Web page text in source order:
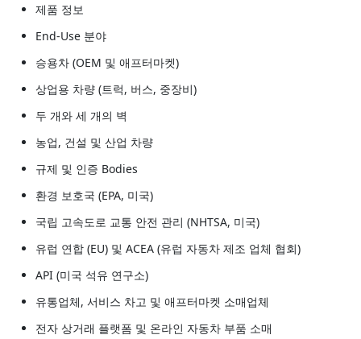
제품 정보
End-Use 분야
승용차 (OEM 및 애프터마켓)
상업용 차량 (트럭, 버스, 중장비)
두 개와 세 개의 벽
농업, 건설 및 산업 차량
규제 및 인증 Bodies
환경 보호국 (EPA, 미국)
국립 고속도로 교통 안전 관리 (NHTSA, 미국)
유럽 연합 (EU) 및 ACEA (유럽 자동차 제조 업체 협회)
API (미국 석유 연구소)
유통업체, 서비스 차고 및 애프터마켓 소매업체
전자 상거래 플랫폼 및 온라인 자동차 부품 소매